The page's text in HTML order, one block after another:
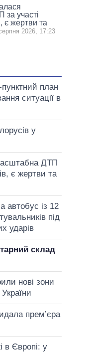
участі
є жертви та
2026, 17:23
план
ситуації в
у
ДТП
є жертви та
автобус із 12
під
ударів
склад
нові зони
прем’єра
в Європі: у